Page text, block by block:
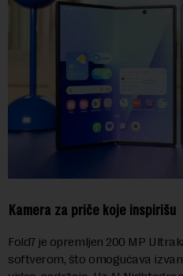
Kamera za priče koje inspirišu
Fold7 je opremljen 200 MP
softverom, što omogućava